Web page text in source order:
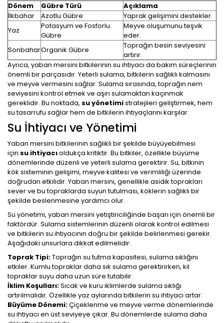
Dönem
Gübre Türü
Açıklama
İlkbahar
Azotlu Gübre
Yaprak gelişimini destekler.
Yaz
Potasyum ve Fosforlu
Gübre
Meyve oluşumunu teşvik
eder.
SonbaharOrganik Gübre
Toprağın besin seviyesini
artırır.
Ayrıca, yaban mersini bitkilerinin su ihtiyacı da bakım süreçlerinin
önemli bir parçasıdır. Yeterli sulama, bitkilerin sağlıklı kalmasını
ve meyve vermesini sağlar. Sulama sırasında, toprağın nem
seviyesini kontrol etmek ve aşırı sulamaktan kaçınmak
gereklidir. Bu noktada, su yönetimistratejileri geliştirmek, hem
su tasarrufu sağlar hem de bitkilerin ihtiyaçlarını karşılar.
Su İhtiyacı ve Yönetimi
Yaban mersini bitkilerinin sağlıklı bir şekilde büyüyebilmesi
için su ihtiyacıoldukça kritiktir. Bu bitkiler, özellikle büyüme
dönemlerinde düzenli ve yeterli sulama gerektirir. Su, bitkinin
kök sisteminin gelişimi, meyve kalitesi ve verimliliği üzerinde
doğrudan etkilidir. Yaban mersini, genellikle asidik toprakları
sever ve bu topraklarda suyun tutulması, köklerin sağlıklı bir
şekilde beslenmesine yardımcı olur.
Su yönetimi, yaban mersini yetiştiriciliğinde başarı için önemli bir
faktördür. Sulama sistemlerinin düzenli olarak kontrol edilmesi
ve bitkilerin su ihtiyacının doğru bir şekilde belirlenmesi gerekir.
Aşağıdaki unsurlara dikkat edilmelidir:
Toprak Tipi:Toprağın su tutma kapasitesi, sulama sıklığını
etkiler. Kumlu topraklar daha sık sulama gerektirirken, kil
topraklar suyu daha uzun süre tutabilir.
İklim Koşulları:Sıcak ve kuru iklimlerde sulama sıklığı
artırılmalıdır. Özellikle yaz aylarında bitkilerin su ihtiyacı artar.
Büyüme Dönemi:Çiçeklenme ve meyve verme dönemlerinde
su ihtiyacı en üst seviyeye çıkar. Bu dönemlerde sulama daha